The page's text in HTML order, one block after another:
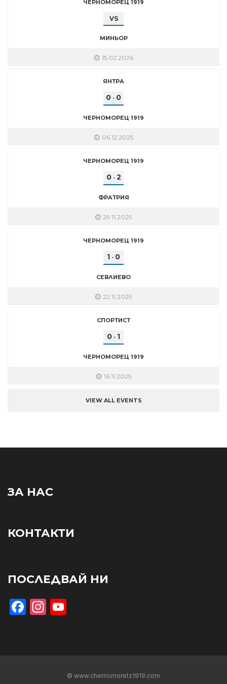
ЧЕРНОМОРЕЦ 1919
VS
МИНЬОР
15.02.2026
ЯНТРА
0 - 0
ЧЕРНОМОРЕЦ 1919
06.12.2025
ЧЕРНОМОРЕЦ 1919
0- 2
ФРАТРИЯ
29.11.2025
ЧЕРНОМОРЕЦ 1919
1 - 0
СЕВЛИЕВО
22.11.2025
СПОРТИСТ
0 - 1
ЧЕРНОМОРЕЦ 1919
16.11.2025
VIEW ALL EVENTS
ЗА НАС
КОНТАКТИ
ПОСЛЕДВАЙ НИ
Facebook
Instagram
© www.chernomoretz1919.com